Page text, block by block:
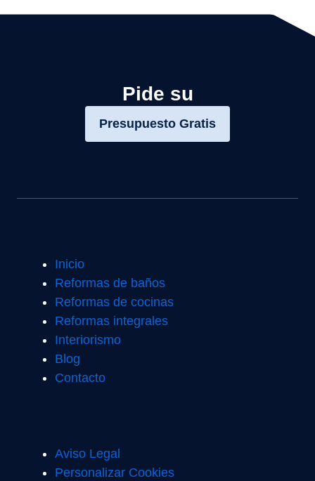
Pide su
Presupuesto Gratis
Inicio
Reformas de baños
Reformas de cocinas
Reformas integrales
Interiorismo
Blog
Contacto
Aviso Legal
Personalizar Cookies